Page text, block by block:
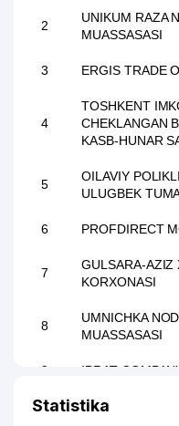
2
UNIKUM RAZA
MUASSASASI
3 ERGIS TRADE
4
TOSHKENT
CHEKLANGAN
KASB-HUNAR
5
OILAVIY
ULUGBEK
6 PROFDIRECT
7
GULSARA-AZIZ
KORXONASI
8
UMNICHKA
MUASSASASI
9 IBRAT
10
SHAHRIOBOD
Statistika